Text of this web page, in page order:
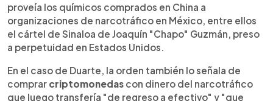
proveía los químicos comprados en China a
organizaciones de narcotráfico en México, entre ellos
el cártel de Sinaloa de Joaquín "Chapo" Guzmán, preso
a perpetuidad en Estados Unidos.
En el caso de Duarte, la orden también lo señala de
comprar criptomonedas con dinero del narcotráfico
que luego transfería "de regreso a efectivo" y "que